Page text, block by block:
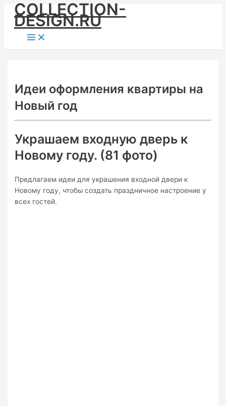
Skip
content
COLLECTION-
DESIGN.RU
Main
Menu
Идеи оформления квартиры на
Новый год
Украшаем входную дверь к
Новому году. (81 фото)
Предлагаем идеи для украшения входной двери к
Новому году, чтобы создать праздничное настроение у
всех гостей.